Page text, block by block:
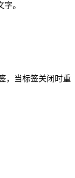
。
，当标签关闭时重